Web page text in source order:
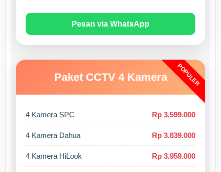
Pesan via WhatsApp
POPULER
Paket CCTV 4 Kamera
4 Kamera SPC Rp 3.599.000
4 Kamera Dahua Rp 3.839.000
4 Kamera HiLook Rp 3.959.000